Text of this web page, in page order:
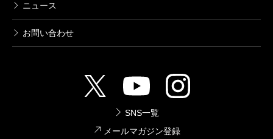
ニュース
お問い合わせ
SNS一覧
メールマガジン登録